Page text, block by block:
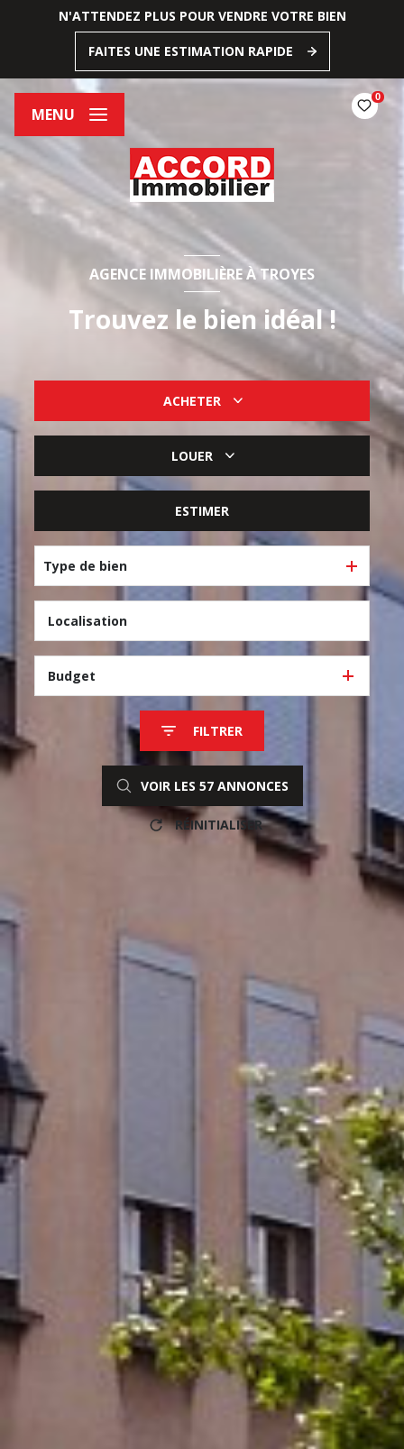
N'ATTENDEZ PLUS POUR VENDRE VOTRE BIEN
FAITES UNE ESTIMATION RAPIDE
0
MENU
AGENCE IMMOBILIÈRE À TROYES
Trouvez le bien idéal !
ACHETER
De l'immo pro
LOUER
ESTIMER
Type de bien
Budget
FILTRER
VOIR LES 57ANNONCES
RÉINITIALISER